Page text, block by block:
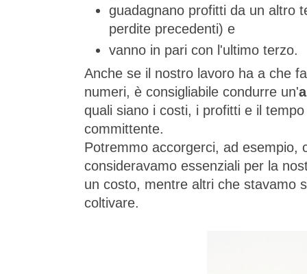
guadagnano profitti da un altro
perdite precedenti) e
vanno in pari con l'ultimo terzo.
Anche se il nostro lavoro ha a che
numeri, è consigliabile condurre un'
quali siano i costi, i profitti e il
committente.
Potremmo accorgerci, ad esempio,
consideravamo essenziali per la
un costo, mentre altri che stavamo
coltivare.